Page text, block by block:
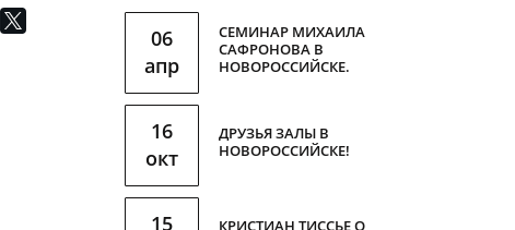
06
апр
СЕМИНАР МИХАИЛА
САФРОНОВА В
НОВОРОССИЙСКЕ.
16
окт
ДРУЗЬЯ ЗАЛЫ В
НОВОРОССИЙСКЕ!
15
КРИСТИАН ТИССЬЕ О